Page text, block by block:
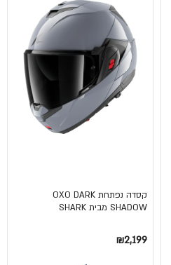
קסדה נפתחת OXO DARK
SHADOW מבית SHARK
₪2,199